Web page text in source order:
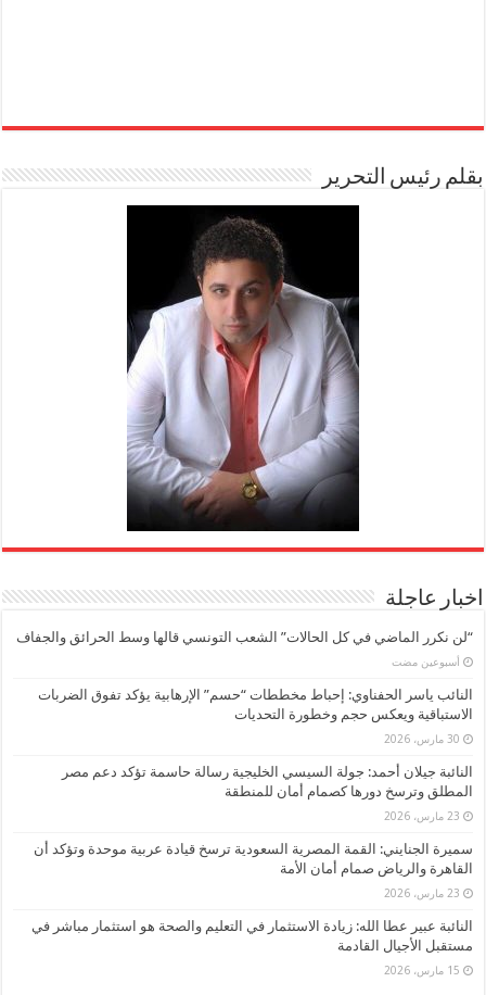
بقلم رئيس التحرير
اخبار عاجلة
“لن نكرر الماضي في كل الحالات” الشعب التونسي قالها وسط الحرائق والجفاف
‏أسبوعين مضت
النائب ياسر الحفناوي: إحباط مخططات “حسم” الإرهابية يؤكد تفوق الضربات
الاستباقية ويعكس حجم وخطورة التحديات
30 مارس، 2026
النائبة جيلان أحمد: جولة السيسي الخليجية رسالة حاسمة تؤكد دعم مصر
المطلق وترسخ دورها كصمام أمان للمنطقة
23 مارس، 2026
سميرة الجنايني: القمة المصرية السعودية ترسخ قيادة عربية موحدة وتؤكد أن
القاهرة والرياض صمام أمان الأمة
23 مارس، 2026
النائبة عبير عطا الله: زيادة الاستثمار في التعليم والصحة هو استثمار مباشر في
مستقبل الأجيال القادمة
15 مارس، 2026